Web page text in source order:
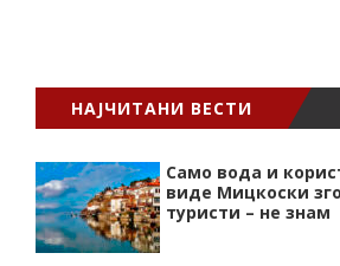
НАЈЧИТАНИ ВЕСТИ
Само вода и
виде Мицкоски
туристи – не знам